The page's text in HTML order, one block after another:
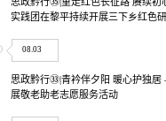
思政黔行㉟|重走红色长征路 赓续
实践团在黎平持续开展三下乡红色
08.03
思政黔行㉝|青衿伴夕阳 暖心护独
展敬老助老志愿服务活动